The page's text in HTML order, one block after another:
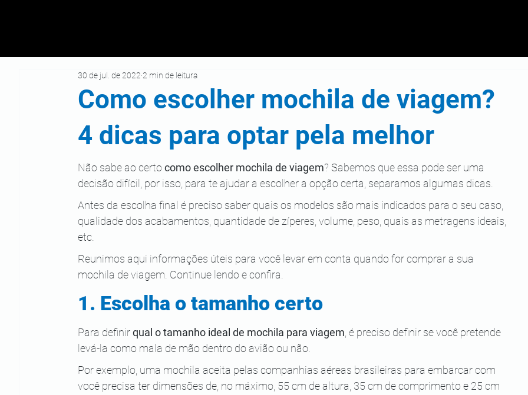
Como escolher mochila de viagem?
4 dicas para optar pela melhor
30 de jul. de 2022 2 min de leitura
Não sabe ao certo como escolher mochila de viagem? Sabemos que essa pode ser uma
decisão difícil, por isso, para te ajudar a escolher a opção certa, separamos algumas dicas.
Antes da escolha final é preciso saber quais os modelos são mais indicados para o seu caso,
qualidade dos acabamentos, quantidade de zíperes, volume, peso, quais as metragens ideais,
etc.
Reunimos aqui informações úteis para você levar em conta quando for comprar a sua
mochila de viagem. Continue lendo e confira.
1. Escolha o tamanho certo
Para definir qual o tamanho ideal de mochila para viagem , é preciso definir se você pretende
levá-la como mala de mão dentro do avião ou não.
Por exemplo, uma mochila aceita pelas companhias aéreas brasileiras para embarcar com
você precisa ter dimensões de, no máximo, 55 cm de altura, 35 cm de comprimento e 25 cm